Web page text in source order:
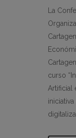
La
curso
Artificial